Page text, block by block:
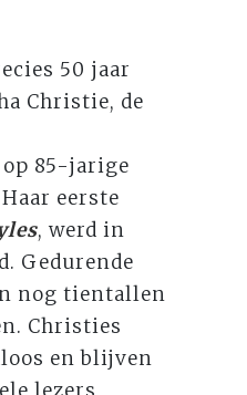
50 jaar
Christie, de
85-jarige
eerste
, werd in
Gedurende
nog tientallen
Christies
en blijven